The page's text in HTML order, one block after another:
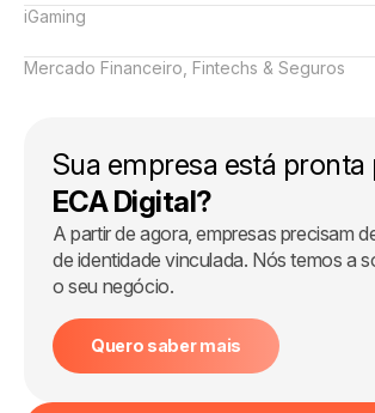
iGaming
Mercado Financeiro, Fintechs & Seguros
Sua empresa está pronta
ECA Digital?
A partir de agora, empresas precisam
de identidade vinculada. Nós temos a
o seu negócio.
Quero saber mais